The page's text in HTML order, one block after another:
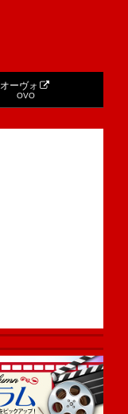
オーヴォ
OVO